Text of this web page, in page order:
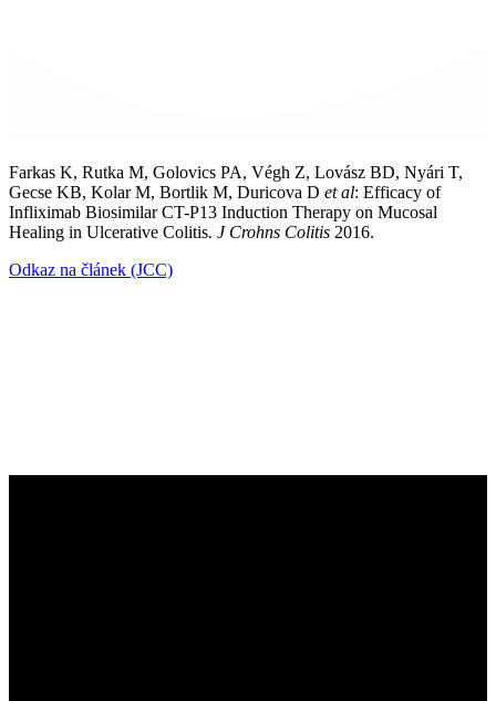
Farkas K, Rutka M, Golovics PA, Végh Z, Lovász BD, Nyári T,
Gecse KB, Kolar M, Bortlik M, Duricova D et al: Efficacy of
Infliximab Biosimilar CT-P13 Induction Therapy on Mucosal
Healing in Ulcerative Colitis. J Crohns Colitis 2016.
Odkaz na článek (JCC)